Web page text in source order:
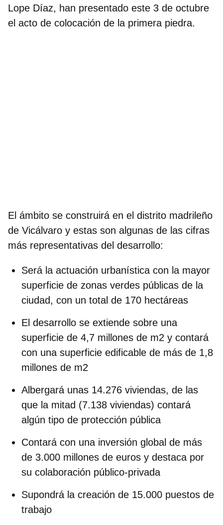
Lope Díaz, han presentado este 3 de octubre
el acto de colocación de la primera piedra.
El ámbito se construirá en el distrito madrileño
de Vicálvaro y estas son algunas de las cifras
más representativas del desarrollo:
Será la actuación urbanística con la mayor
superficie de zonas verdes públicas de la
ciudad, con un total de 170 hectáreas
El desarrollo se extiende sobre una
superficie de 4,7 millones de m2 y contará
con una superficie edificable de más de 1,8
millones de m2
Albergará unas 14.276 viviendas, de las
que la mitad (7.138 viviendas) contará
algún tipo de protección pública
Contará con una inversión global de más
de 3.000 millones de euros y destaca por
su colaboración público-privada
Supondrá la creación de 15.000 puestos de
trabajo